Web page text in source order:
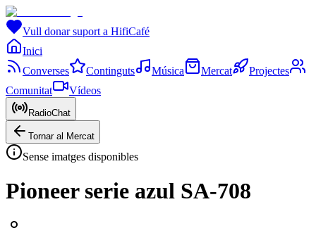
Vull donar suport a HifiCafé
Inici
Converses
Continguts Música Mercat
Projectes
Comunitat
Vídeos
RadioChat
Tornar al Mercat
Sense imatges disponibles
Pioneer serie azul SA-708